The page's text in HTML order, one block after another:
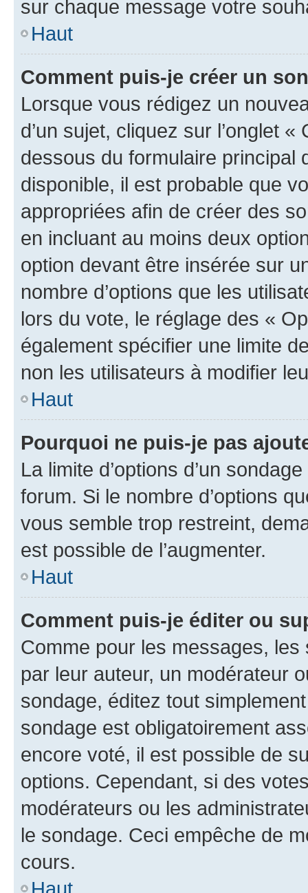
sur chaque message votre
Haut
Comment puis-je créer un
Lorsque vous rédigez un
d’un sujet, cliquez sur l’onglet
dessous du formulaire principal
disponible, il est probable que
appropriées afin de créer des
en incluant au moins deux
option devant être insérée sur
nombre d’options que les
lors du vote, le réglage des «
également spécifier une limite
non les utilisateurs à modifier
Haut
Pourquoi ne puis-je pas
La limite d’options d’un
forum. Si le nombre d’options
vous semble trop restreint,
est possible de l’augmenter.
Haut
Comment puis-je éditer ou
Comme pour les messages,
par leur auteur, un modérateur
sondage, éditez tout
sondage est obligatoirement
encore voté, il est possible de
options. Cependant, si des
modérateurs ou les
le sondage. Ceci empêche de
cours.
Haut